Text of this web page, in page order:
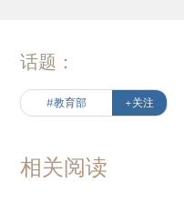
话题：
#教育部 +关注
相关阅读